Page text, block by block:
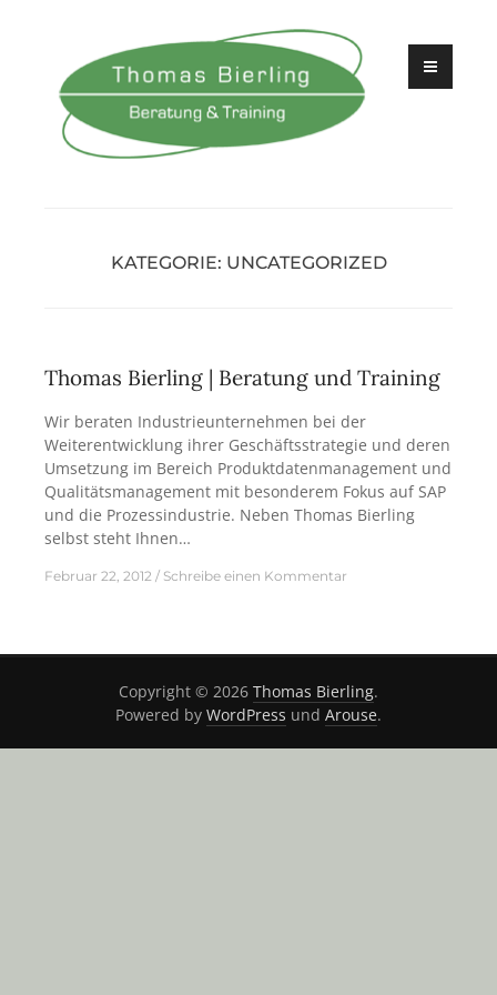
springen
KATEGORIE: UNCATEGORIZED
Thomas Bierling | Beratung und Training
Wir beraten Industrieunternehmen bei der
Weiterentwicklung ihrer Geschäftsstrategie und deren
Umsetzung im Bereich Produktdatenmanagement und
Qualitätsmanagement mit besonderem Fokus auf SAP
und die Prozessindustrie. Neben Thomas Bierling
selbst steht Ihnen…
Februar 22, 2012 Schreibe einen Kommentar
Copyright © 2026 Thomas Bierling.
Powered by WordPress und Arouse.